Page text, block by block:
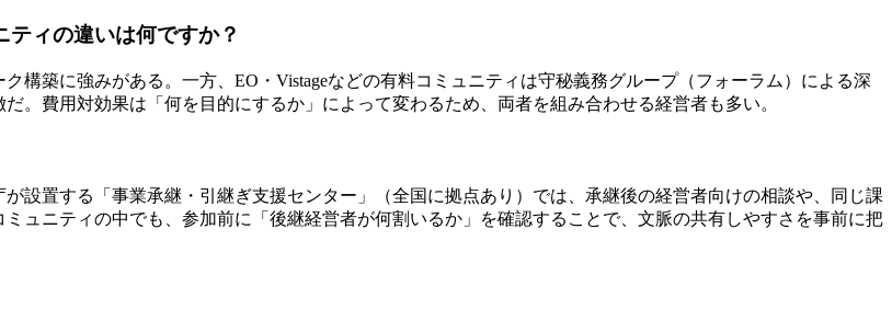
ィの違いは何ですか？
構築に強みがある。一方、EO・Vistageなどの有料コミュニティは守秘義務グループ（フォーラム）による深
。費用対効果は「何を目的にするか」によって変わるため、両者を組み合わせる経営者も多い。
設置する「事業承継・引継ぎ支援センター」（全国に拠点あり）では、承継後の経営者向けの相談や、同じ課
ュニティの中でも、参加前に「後継経営者が何割いるか」を確認することで、文脈の共有しやすさを事前に把